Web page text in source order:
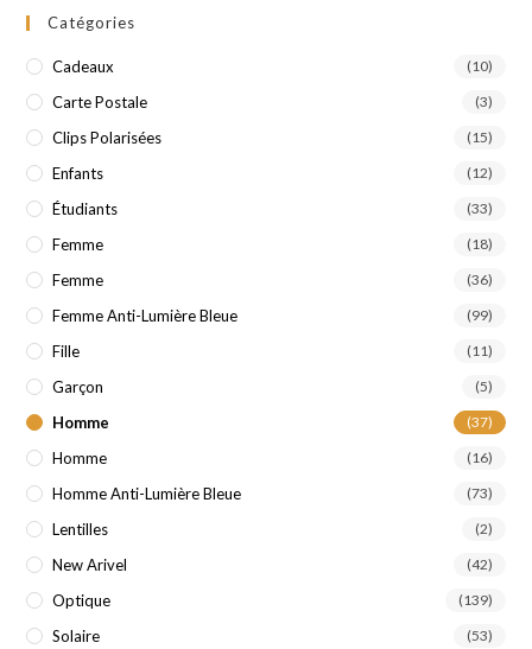
Catégories
Cadeaux (10)
Carte Postale (3)
Clips Polarisées (15)
Enfants (12)
Étudiants (33)
Femme (18)
Femme (36)
Femme Anti-Lumière Bleue (99)
Fille (11)
Garçon (5)
Homme (37)
Homme (16)
Homme Anti-Lumière Bleue (73)
Lentilles (2)
New Arivel (42)
Optique (139)
Solaire (53)